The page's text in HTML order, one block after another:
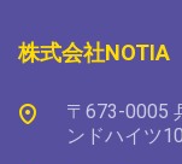
株式会社NOTIA
〒673-0005
ンドハイツ